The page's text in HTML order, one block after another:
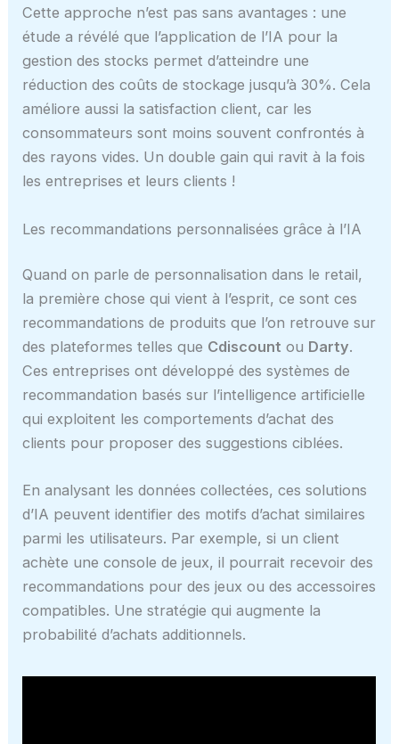
Cette approche n’est pas sans avantages : une
étude a révélé que l’application de l’IA pour la
gestion des stocks permet d’atteindre une
réduction des coûts de stockage jusqu’à 30%. Cela
améliore aussi la satisfaction client, car les
consommateurs sont moins souvent confrontés à
des rayons vides. Un double gain qui ravit à la fois
les entreprises et leurs clients !
Les recommandations personnalisées grâce à l’IA
Quand on parle de personnalisation dans le retail,
la première chose qui vient à l’esprit, ce sont ces
recommandations de produits que l’on retrouve sur
des plateformes telles que Cdiscount ou Darty.
Ces entreprises ont développé des systèmes de
recommandation basés sur l’intelligence artificielle
qui exploitent les comportements d’achat des
clients pour proposer des suggestions ciblées.
En analysant les données collectées, ces solutions
d’IA peuvent identifier des motifs d’achat similaires
parmi les utilisateurs. Par exemple, si un client
achète une console de jeux, il pourrait recevoir des
recommandations pour des jeux ou des accessoires
compatibles. Une stratégie qui augmente la
probabilité d’achats additionnels.